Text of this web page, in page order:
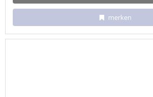
merken